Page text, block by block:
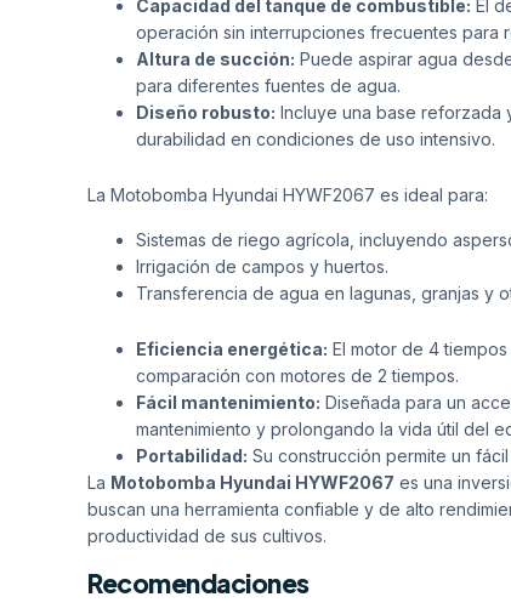
Capacidad del tanque de combustible: El
operación sin interrupciones frecuentes para
Altura de succión: Puede aspirar agua
para diferentes fuentes de agua.
Diseño robusto: Incluye una base reforzada
durabilidad en condiciones de uso intensivo.
La Motobomba Hyundai HYWF2067 es ideal para:
Sistemas de riego agrícola, incluyendo
Irrigación de campos y huertos.
Transferencia de agua en lagunas, granjas y
Eficiencia energética: El motor de 4
comparación con motores de 2 tiempos.
Fácil mantenimiento: Diseñada para un
mantenimiento y prolongando la vida útil del
Portabilidad: Su construcción permite un
La Motobomba Hyundai HYWF2067 es una
buscan una herramienta confiable y de alto
productividad de sus cultivos.
Recomendaciones